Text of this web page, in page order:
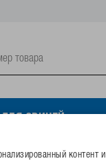
контент и